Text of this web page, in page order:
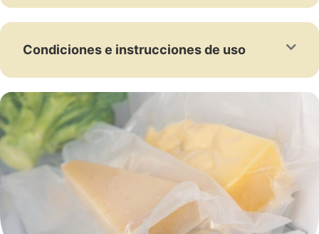
Condiciones e instrucciones de uso